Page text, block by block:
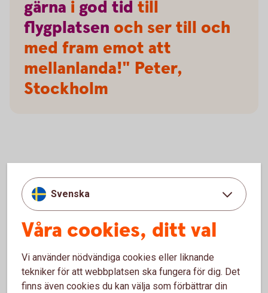
gärna igod tid till
flygplatsen och ser till och
med fram emot att
mellanlanda!" Peter,
Stockholm
Frågor och svar, samt villkor
Villkor
Försäkringar och tjänster
Mer information om Mastercard Platinum
Svenska
Våra cookies, ditt val
Vi använder nödvändiga cookies eller liknande
tekniker för att webbplatsen ska fungera för dig. Det
finns även cookies du kan välja som förbättrar din